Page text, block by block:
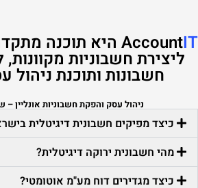
AccountIT היא תוכנה
ליצירת חשבוניות
חשבונות ותוכנת ניהול
ניהול עסק והפקת חשבוניות אונליין
כיצד מפיקים חשבונית דיגיטלית
מהי חשבונית ירוקה דיגיטלית?
כיצד מגדירים דוח מע"מ אוטומטי?